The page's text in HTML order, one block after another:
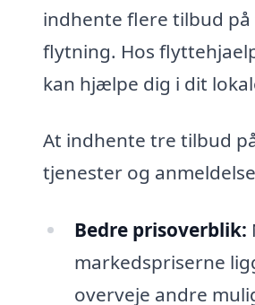
indhente flere tilbud
flytning. Hos
kan hjælpe dig i dit
At indhente tre tilbud
tjenester og
Bedre prisoverblik:
markedspriserne
overveje andre